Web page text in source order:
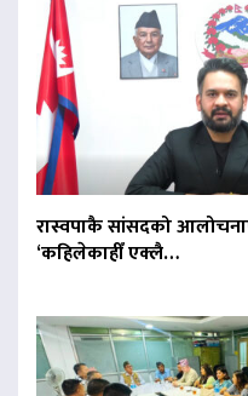
रास्वपाकै सांसदको
‘कहिलेकाहीँ एक्लै…